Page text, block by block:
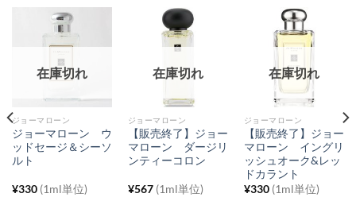
在庫切れ
ジョーマローン
ジョーマローン ウ
ッドセージ＆シーソ
ルト
¥330 (1ml単位)
在庫切れ
ジョーマローン
【販売終了】ジョー
マローン ダージリ
ンティーコロン
¥567 (1ml単位)
在庫切れ
ジョーマローン
【販売終了】ジョー
マローン イングリ
ッシュオーク&レッ
ドカラント
¥330 (1ml単位)